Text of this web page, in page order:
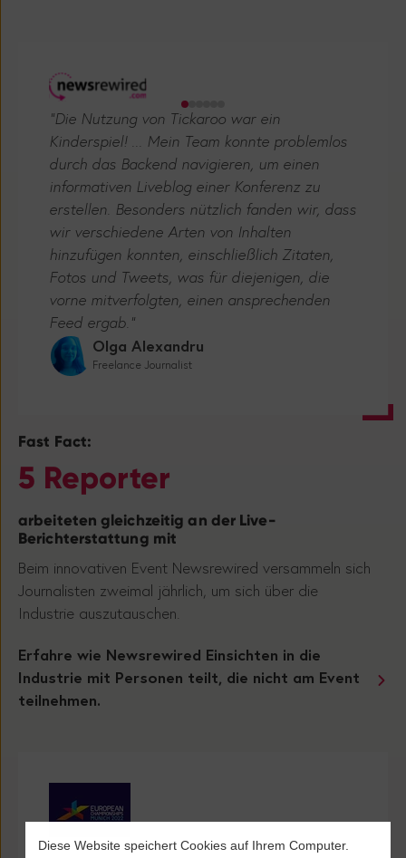
Diese Website speichert Cookies auf Ihrem Computer.
"Die Nutzung von Tickaroo war ein
Kinderspiel! ... Mein Team konnte problemlos
durch das Backend navigieren, um einen
informativen Liveblog einer Konferenz zu
erstellen. Besonders nützlich fanden wir, dass
wir verschiedene Arten von Inhalten
hinzufügen konnten, einschließlich Zitaten,
Fotos und Tweets, was für diejenigen, die
vorne mitverfolgten, einen ansprechenden
Feed ergab.”
Olga Alexandru
Freelance Journalist
5 Reporter
Berichterstattung mit
Beim innovativen Event Newsrewired versammeln sich
Journalisten zweimal jährlich, um sich über die
Industrie auszutauschen.
Industrie mit Personen teilt, die nicht am Event
teilnehmen.